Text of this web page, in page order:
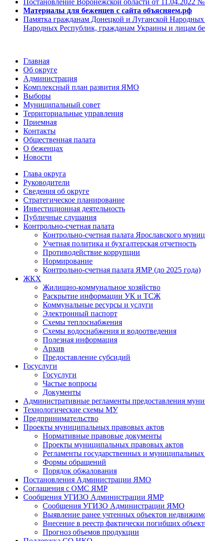
Материалы для беженцев с сайта объясняем.рф
Памятка гражданам Донецкой и Луганской
Народных Республик, гражданам Украины и лицам
Главная
Об округе
Администрация
Комплексный план развития ЯМО
Выборы
Муниципальный совет
Территориальные управления
Приемная
Контакты
Общественная палата
О беженцах
Новости
Глава округа
Руководители
Cведения об округе
Стратегическое планирование
Инвестиционная деятельность
Публичные слушания
Контрольно-счетная палата
Контрольно-счетная палата Ярославского
Учетная политика и бухгалтерская отчетность
Противодействие коррупции
Нормирование
Контрольно-счетная палата ЯМР (до 2025 года)
ЖКХ
Жилищно-коммунальное хозяйство
Раскрытие информации УК и ТСЖ
Коммунальные ресурсы и услуги
Электронный паспорт
Схемы теплоснабжения
Схемы водоснабжения и водоотведения
Полезная информация
Архив
Предоставление субсидий
Госуслуги
Госуслуги
Частые вопросы
Документы
Административные регламенты предоставления
Технологические схемы МУ
Предпринимательство
Проекты муниципальных правовых актов
Нормативные правовые документы
Проекты муниципальных правовых актов
Регламенты государственных и муниципальных
Формы обращений
Порядок обжалования
Постановления Администрации ЯМО
Соглашения с ОМС ЯМР
Сообщения УГИЗО Администрации ЯМР
Сообщения УГИЗО Администрации ЯМО
Выявление ранее учтенных объектов
Внесение в реестр фактически погибших
Прогноз объемов продукции